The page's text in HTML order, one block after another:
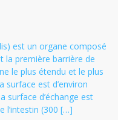
est un organe composé
la première barrière de
le plus étendu et le plus
surface est d’environ
surface d’échange est
l’intestin (300 […]